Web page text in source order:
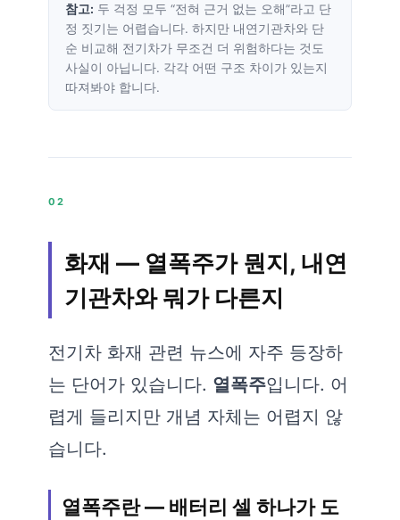
참고: 두 걱정 모두 “전혀 근거 없는 오해”라고 단
정 짓기는 어렵습니다. 하지만 내연기관차와 단
순 비교해 전기차가 무조건 더 위험하다는 것도
사실이 아닙니다. 각각 어떤 구조 차이가 있는지
따져봐야 합니다.
02
화재 — 열폭주가 뭔지, 내연
기관차와 뭐가 다른지
전기차 화재 관련 뉴스에 자주 등장하
는 단어가 있습니다. 열폭주입니다. 어
렵게 들리지만 개념 자체는 어렵지 않
습니다.
열폭주란 — 배터리 셀 하나가 도